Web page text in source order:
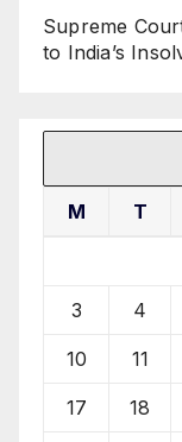
Supreme
to India’s
M T
3 4
10 11
17 18